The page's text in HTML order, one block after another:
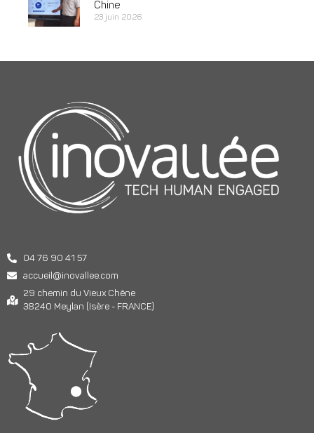
Chine
23 juin 2026
04 76 90 41 57
accueil@inovallee.com
29 chemin du Vieux Chêne
38240 Meylan (Isère - FRANCE)